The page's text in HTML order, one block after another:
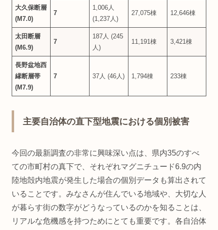
大久保断層
(M7.0)
7
1,006人
(1,237人)
27,075棟 12,646棟
太田断層
(M6.9)
7
187人 (245
人)
11,191棟 3,421棟
長野盆地西
縁断層帯
(M7.9)
7 37人 (46人) 1,794棟 233棟
主要自治体の直下型地震における個別被害
今回の最新調査の非常に興味深い点は、県内35のすべ
ての市町村の真下で、それぞれマグニチュード6.9の内
陸地殻内地震が発生した場合の個別データも算出されて
いることです。みなさんが住んでいる地域や、大切な人
が暮らす街の数字がどうなっているのかを知ることは、
リアルな危機感を持つためにとても重要です。各自治体